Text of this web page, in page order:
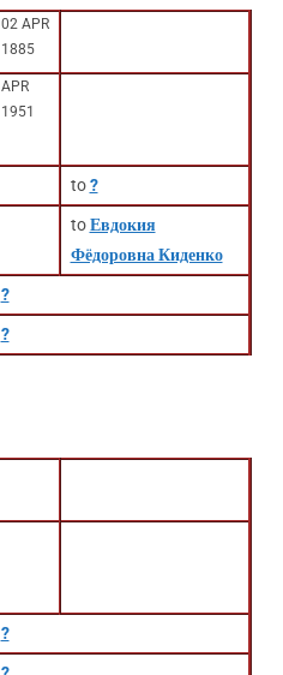
02 APR
1885
APR
1951
to?
toЕвдокия
Фёдоровна Киденко
?
?
?